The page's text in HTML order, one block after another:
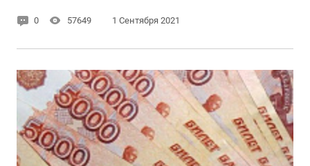
0 57649 1 Сентября 2021